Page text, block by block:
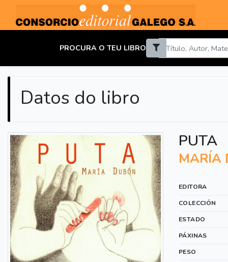
PROCURA O TEU LIBRO
Datos do libro
PUTA
MARÍA
EDITORA
COLECCIÓN
ESTADO
PÁXINAS
PESO